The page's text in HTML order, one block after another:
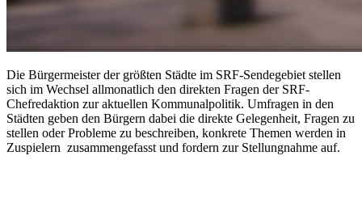
Die Bürgermeister der größten Städte im SRF-Sendegebiet stellen
sich im Wechsel allmonatlich den direkten Fragen der SRF-
Chefredaktion zur aktuellen Kommunalpolitik. Umfragen in den
Städten geben den Bürgern dabei die direkte Gelegenheit, Fragen zu
stellen oder Probleme zu beschreiben, konkrete Themen werden in
Zuspielern zusammengefasst und fordern zur Stellungnahme auf.